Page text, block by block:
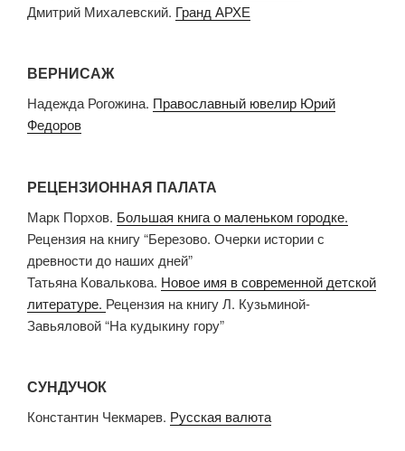
Дмитрий Михалевский. Гранд АРХЕ
ВЕРНИСАЖ
Надежда Рогожина. Православный ювелир Юрий
Федоров
РЕЦЕНЗИОННАЯ ПАЛАТА
Марк Порхов. Большая книга о маленьком городке.
Рецензия на книгу “Березово. Очерки истории с
древности до наших дней”
Татьяна Ковалькова. Новое имя в современной детской
литературе. Рецензия на книгу Л. Кузьминой-
Завьяловой “На кудыкину гору”
СУНДУЧОК
Константин Чекмарев. Русская валюта